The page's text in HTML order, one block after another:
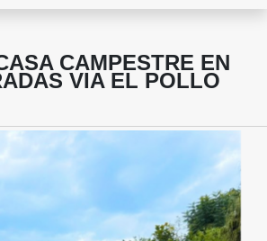
CAMPESTRE EN
VIA EL POLLO